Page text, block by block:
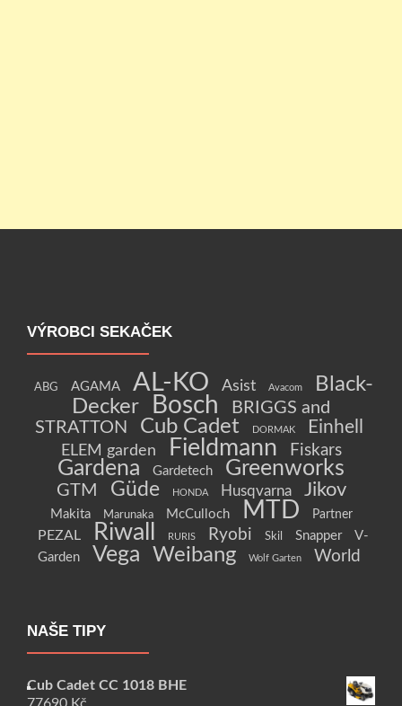
VÝROBCI SEKAČEK
ABG AGAMA AL-KO Asist Avacom
Black-
Decker
Bosch
BRIGGS and
STRATTON
Cub Cadet DORMAK Einhell
ELEM garden Fieldmann Fiskars
Gardena Gardetech Greenworks
GTM Güde HONDA Husqvarna Jikov
Makita Marunaka McCulloch MTD Partner
PEZAL Riwall RURIS Ryobi Skil Snapper
V-
Garden
Vega Weibang Wolf Garten World
NAŠE TIPY
Cub Cadet CC 1018 BHE